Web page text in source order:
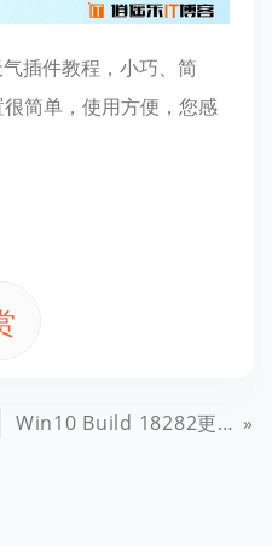
插件教程，小巧、简
简单，使用方便，您感
Win10 Build 18282更新了什么？Win10 19H1 18282新特性汇总